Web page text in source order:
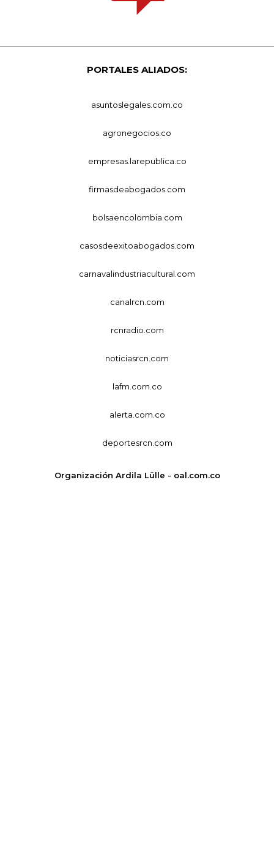
PORTALES ALIADOS:
asuntoslegales.com.co
agronegocios.co
empresas.larepublica.co
firmasdeabogados.com
bolsaencolombia.com
casosdeexitoabogados.com
carnavalindustriacultural.com
canalrcn.com
rcnradio.com
noticiasrcn.com
lafm.com.co
alerta.com.co
deportesrcn.com
Organización Ardila Lülle - oal.com.co